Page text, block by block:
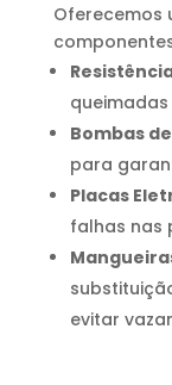
Oferecemos
Bombas
para
Placas
falhas nas
evitar